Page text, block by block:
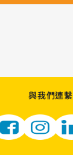
與我們連繫